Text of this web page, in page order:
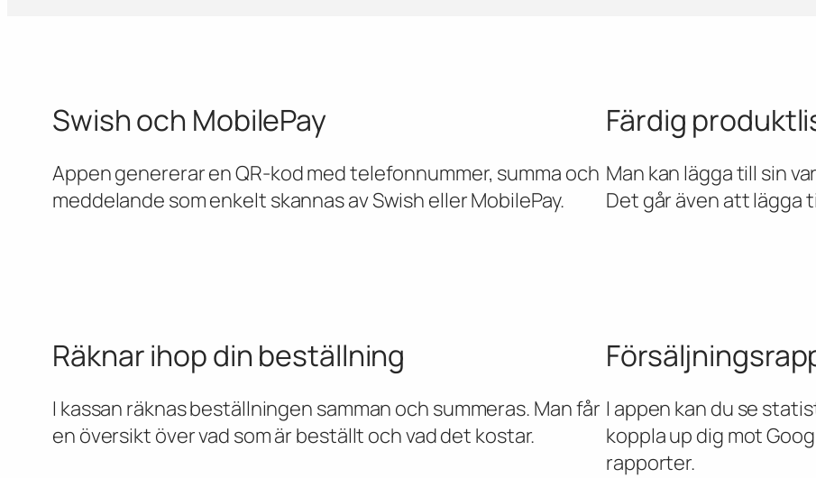
Swish och MobilePay
Appen genererar en QR-kod med telefonnummer, summa och
meddelande som enkelt skannas av Swish eller MobilePay.
Färdig
Man kan lägga till sin
Det går även att lägga
Räknar ihop din beställning
I kassan räknas beställningen samman och summeras. Man får
en översikt över vad som är beställt och vad det kostar.
I appen kan du se
koppla up dig mot
rapporter.